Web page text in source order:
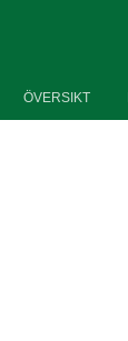
ÖVERSIKT